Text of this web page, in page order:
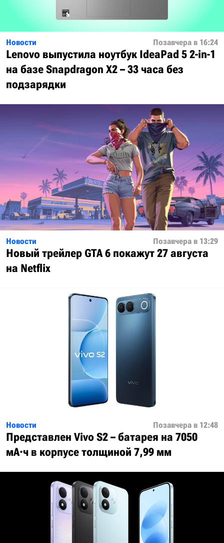
Новости Позавчера в 16:24
Lenovo выпустила ноутбук IdeaPad 5 2-in-1
на базе Snapdragon X2 – 33 часа без
подзарядки
Новости Позавчера в 13:29
Новый трейлер GTA 6 покажут 27 августа
на Netflix
Новости Позавчера в 12:48
Представлен Vivo S2 – батарея на 7050
мА·ч в корпусе толщиной 7,99 мм